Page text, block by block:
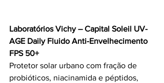
Laboratórios Vichy – Capital Soleil UV-
AGE Daily Fluido Anti-Envelhecimento
FPS 50+
Protetor solar urbano com fração de
probióticos, niacinamida e péptidos,